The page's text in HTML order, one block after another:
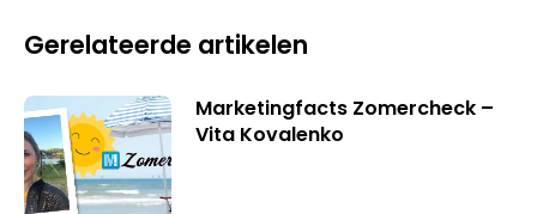
Gerelateerde artikelen
Marketingfacts Zomercheck –
Vita Kovalenko